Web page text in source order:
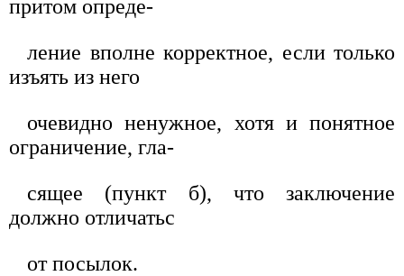
притом опреде-
ление вполне корректное, если только
изъять из него
очевидно ненужное, хотя и понятное
ограничение, гла-
сящее (пункт б), что заключение
должно отличатьс
от посылок.